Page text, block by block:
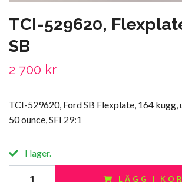
TCI-529620,
SB
2 700 kr
TCI-529620, Ford SB Flexplate, 164 kugg,
50 ounce, SFI 29:1
I lager.
LÄGG I